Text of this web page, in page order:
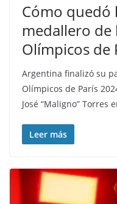
Cómo quedó
medallero de
Olímpicos de
Argentina finalizó su
Olímpicos de París
José “Maligno” Torres
Leer más